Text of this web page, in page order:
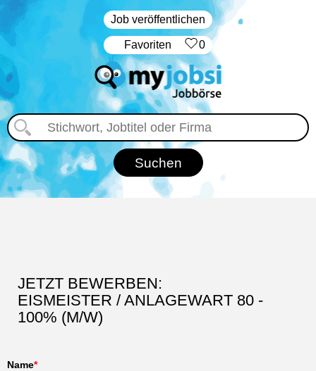
Job veröffentlichen
‏Favoriten 0
JETZT BEWERBEN:
EISMEISTER / ANLAGEWART 80 -
100% (M/W)
Name